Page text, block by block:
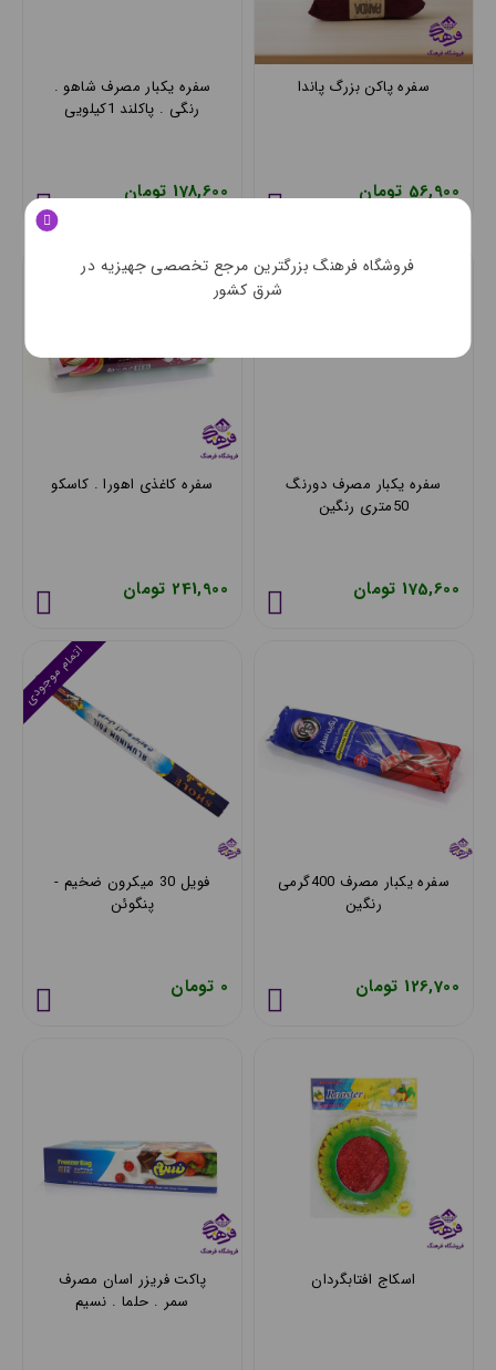
سفره پاکن بزرگ پاندا
56,900 تومان
سفره یکبار مصرف شاهو .
رنگی . پاکلند 1کیلویی
178,600 تومان
سفره یکبار مصرف دورنگ
50متری رنگین
175,600 تومان
سفره کاغذی اهورا . کاسکو
241,900 تومان
سفره یکبار مصرف 400گرمی
رنگین
126,700 تومان
اتمام موجودی
فویل 30 میکرون ضخیم -
پنگوئن
0 تومان
اسکاج افتابگردان
پاکت فریزر اسان مصرف
سمر . حلما . نسیم
فروشگاه فرهنگ بزرگترین مرجع تخصصی جهیزیه در
شرق کشور